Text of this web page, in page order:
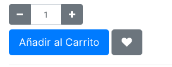
Añadir al Carrito